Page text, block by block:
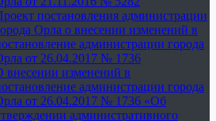
постановления администрации
Орла о внесении изменений в
администрации города
от 26.04.2017 № 1736
внесении изменений в
администрации города
от 26.04.2017 № 1736 «Об
административного